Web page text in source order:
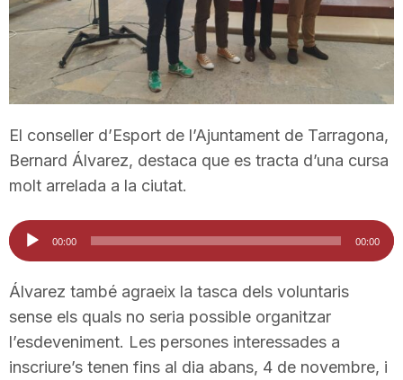
a
r
r
El conseller d’Esport de l’Ajuntament de Tarragona,
Bernard Álvarez, destaca que es tracta d’una cursa
molt arrelada a la ciutat.
Reproductor
d'àudio
00:00 00:00
Álvarez també agraeix la tasca dels voluntaris
sense els quals no seria possible organitzar
l’esdeveniment. Les persones interessades a
inscriure’s tenen fins al dia abans, 4 de novembre, i